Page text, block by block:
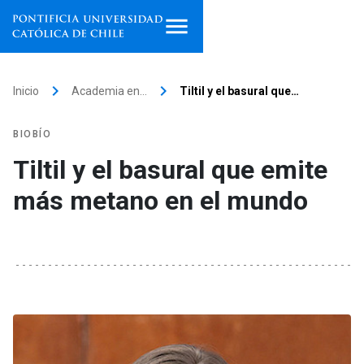
institutos
Investigación
Inicio keyboard_arrow_right Academia en… keyboard_arrow_right Tiltil y el basural que…
BIOBÍO
Tiltil y el basural que emite
más metano en el mundo